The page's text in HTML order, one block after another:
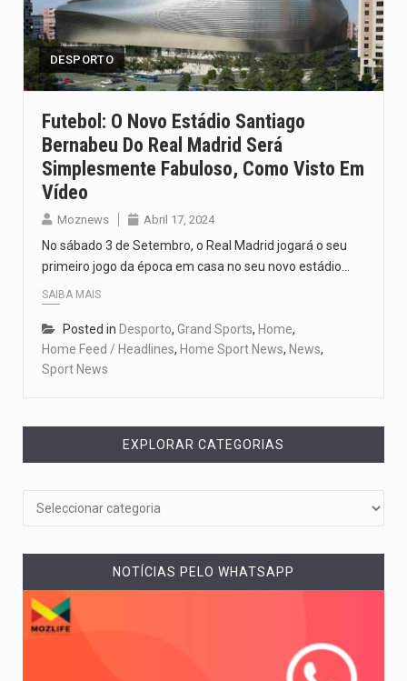
O pagamento marca o desfecho de um dos processos mais…
O programa, cuja implementação está prevista entre abril de 2026…
DESPORTO
Futebol: O Novo Estádio Santiago
Bernabeu Do Real Madrid Será
Simplesmente Fabuloso, Como Visto Em
Vídeo
Moznews Abril 17, 2024
No sábado 3 de Setembro, o Real Madrid jogará o seu
primeiro jogo da época em casa no seu novo estádio…
SAIBA MAIS
Posted in Desporto, Grand Sports, Home,
Home Feed / Headlines, Home Sport News, News,
Sport News
EXPLORAR CATEGORIAS
NOTÍCIAS PELO WHATSAPP